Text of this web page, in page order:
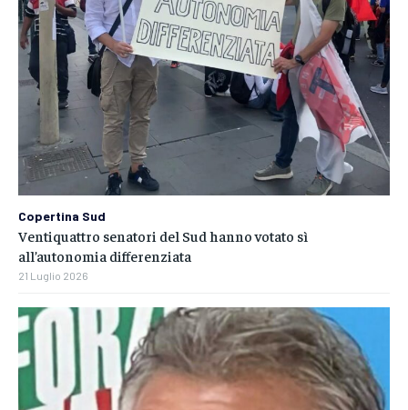
Copertina Sud
Ventiquattro senatori del Sud hanno votato sì
all’autonomia differenziata
21 Luglio 2026